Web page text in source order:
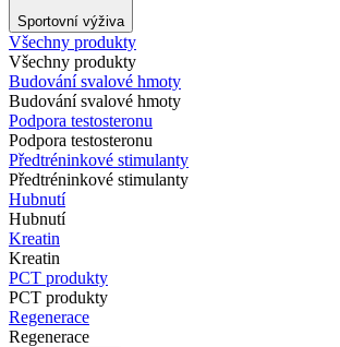
Sportovní výživa
Všechny produkty
Všechny produkty
Budování svalové hmoty
Budování svalové hmoty
Podpora testosteronu
Podpora testosteronu
Předtréninkové stimulanty
Předtréninkové stimulanty
Hubnutí
Hubnutí
Kreatin
Kreatin
PCT produkty
PCT produkty
Regenerace
Regenerace